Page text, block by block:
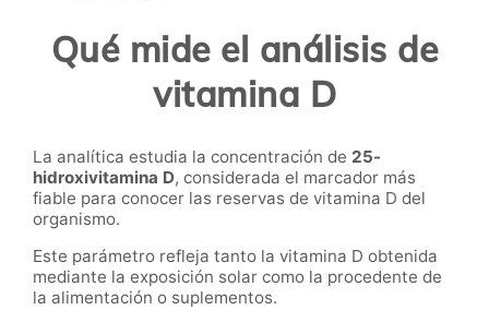
Qué mide el análisis de
vitamina D
La analítica estudia la concentración de 25-
hidroxivitamina D, considerada el marcador más
fiable para conocer las reservas de vitamina D del
organismo.
Este parámetro refleja tanto la vitamina D obtenida
mediante la exposición solar como la procedente de
la alimentación o suplementos.